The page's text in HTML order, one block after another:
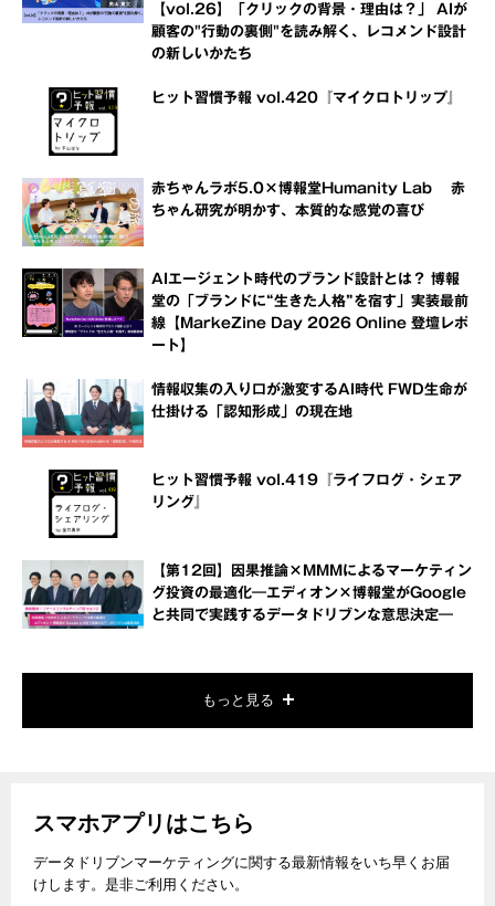
【vol.26】「クリックの背景・理由は？」 AIが
顧客の"行動の裏側"を読み解く、レコメンド設計
の新しいかたち
ヒット習慣予報 vol.420『マイクロトリップ』
赤ちゃんラボ5.0×博報堂Humanity Lab 赤
ちゃん研究が明かす、本質的な感覚の喜び
AIエージェント時代のブランド設計とは？ 博報
堂の「ブランドに“生きた人格”を宿す」実装最前
線【MarkeZine Day 2026 Online 登壇レポ
ート】
情報収集の入り口が激変するAI時代 FWD生命が
仕掛ける「認知形成」の現在地
ヒット習慣予報 vol.419『ライフログ・シェア
リング』
【第12回】因果推論×MMMによるマーケティン
グ投資の最適化―エディオン×博報堂がGoogle
と共同で実践するデータドリブンな意思決定―
もっと見る
スマホアプリはこちら
データドリブンマーケティングに関する最新情報をいち早くお届
けします。是非ご利用ください。